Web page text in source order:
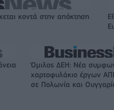
κοντά στην απόκτηση
Όμιλος ΔΕΗ: Νέα
χαρτοφυλάκιο έργων
σε Πολωνία και